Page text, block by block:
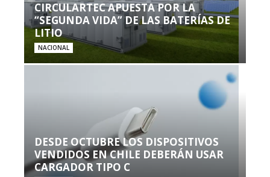
CIRCULARTEC APUESTA POR LA
“SEGUNDA VIDA” DE LAS BATERÍAS DE
LITIO
NACIONAL
DESDE OCTUBRE LOS DISPOSITIVOS
VENDIDOS EN CHILE DEBERÁN USAR
CARGADOR TIPO C